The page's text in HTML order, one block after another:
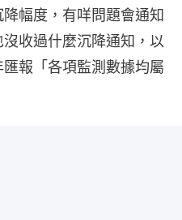
幅度，有咩問題會通知
收過什麼沉降通知，以
報「各項監測數據均屬